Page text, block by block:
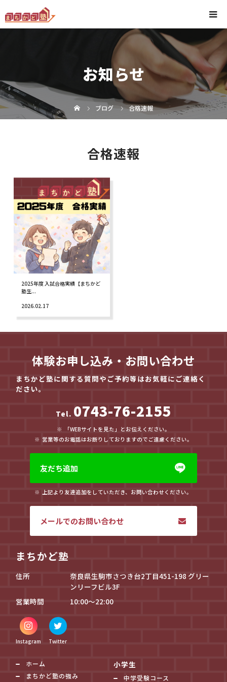
お知らせ
ブログ 合格速報
合格速報
2025年度 入試合格実績【まちかど
塾生...
2026.02.17
体験お申し込み・お問い合わせ
まちかど塾に関する質問やご予約等はお気軽にご連絡く
ださい。
Tel. 0743-76-2155
「WEBサイトを見た」とお伝えください。
営業等のお電話はお断りしておりますのでご遠慮ください。
友だち追加
上記より友達追加をしていただき、お問い合わせください。
メールでのお問い合わせ
まちかど塾
住所
奈良県生駒市さつき台2丁目451-198 グリー
ンリーフビル3F
営業時間
10:00～22:00
Instagram Twitter
ホーム
まちかど塾の強み
小学生
中学受験コース